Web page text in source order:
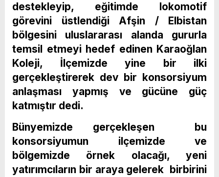
destekleyip, eğitimde lokomotif
görevini üstlendiği Afşin / Elbistan
bölgesini uluslararası alanda gururla
temsil etmeyi hedef edinen Karaoğlan
Koleji, İlçemizde yine bir ilki
gerçekleştirerek dev bir konsorsiyum
anlaşması yapmış ve gücüne güç
katmıştır dedi.
Bünyemizde gerçekleşen bu
konsorsiyumun ilçemizde ve
bölgemizde örnek olacağı, yeni
yatırımcıların bir araya gelerek birbirini